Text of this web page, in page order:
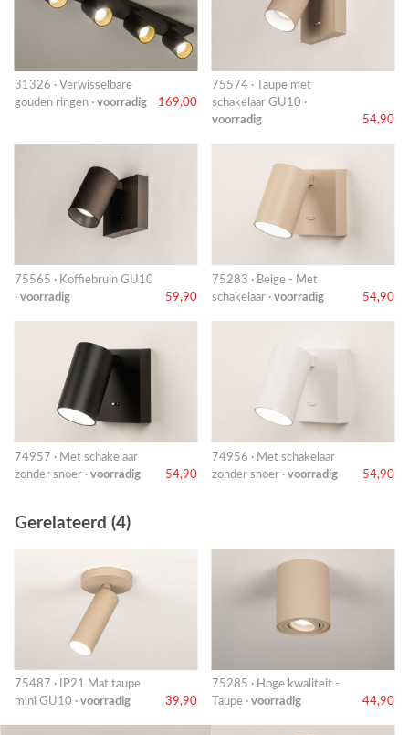
31326 · Verwisselbare
gouden ringen · voorradig 169,00
75574 · Taupe met
schakelaar GU10 ·
voorradig
54,90
75565 · Koffiebruin GU10
· voorradig 59,90
75283 · Beige - Met
schakelaar · voorradig 54,90
74957 · Met schakelaar
zonder snoer · voorradig 54,90
74956 · Met schakelaar
zonder snoer · voorradig 54,90
Gerelateerd (4)
75487 · IP21 Mat taupe
mini GU10 · voorradig 39,90
75285 · Hoge kwaliteit -
Taupe · voorradig 44,90